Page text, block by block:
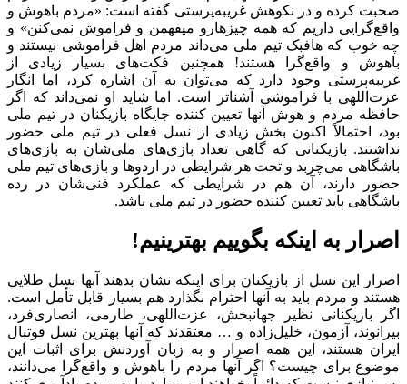
صحبت کرده و در نکوهش غریبه‌پرستی گفته است: «مردم باهوش و
واقع‌گرایی داریم که همه چیزهارو میفهمن و فراموش نمی‌کنن» و
چه خوب که هافبک تیم ملی می‌داند مردم اهل فراموشی نیستند و
باهوش و واقع‌گرا هستند! همچنین فکت‌های بسیار زیادی از
غریبه‌پرستی وجود دارد که می‌توان به آن اشاره کرد، اما انگار
عزت‌اللهی با فراموشی آشناتر است. اما شاید او نمی‌داند که اگر
حافظه مردم و هوش آنها تعیین کننده جایگاه بازیکنان در تیم ملی
بود، احتمالاً اکنون بخش زیادی از نسل فعلی در تیم ملی حضور
نداشتند. بازیکنانی که گاهی تعداد بازی‌های ملی‌شان به بازی‌های
باشگاهی می‌چربد و تحت هر شرایطی در اردوها و بازی‌های تیم ملی
حضور دارند، آن هم در شرایطی که عملکرد فنی‌شان در رده
باشگاهی باید تعیین کننده حضور در تیم ملی باشد.
اصرار به اینکه بگوییم بهترینیم!
اصرار این نسل از بازیکنان برای اینکه نشان بدهند آنها نسل طلایی
هستند و مردم باید به آنها احترام بگذارد هم بسیار قابل تأمل است.
اگر بازیکنانی نظیر جهانبخش، عزت‌اللهی، طارمی، انصاری‌فرد،
بیرانوند، آزمون، خلیل‌زاده و … معتقدند که آنها بهترین نسل فوتبال
ایران هستند، این همه اصرار و به زبان آوردنش برای اثبات این
موضوع برای چیست؟ اگر آنها مردم را باهوش و واقع‌گرا می‌دانند،